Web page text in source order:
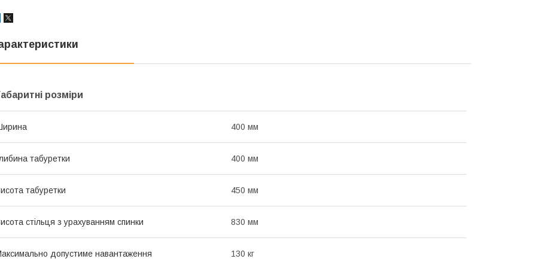
розміри
400 мм
табуретки 400 мм
табуретки 450 мм
стільця з урахуванням спинки 830 мм
допустиме навантаження 130 кг